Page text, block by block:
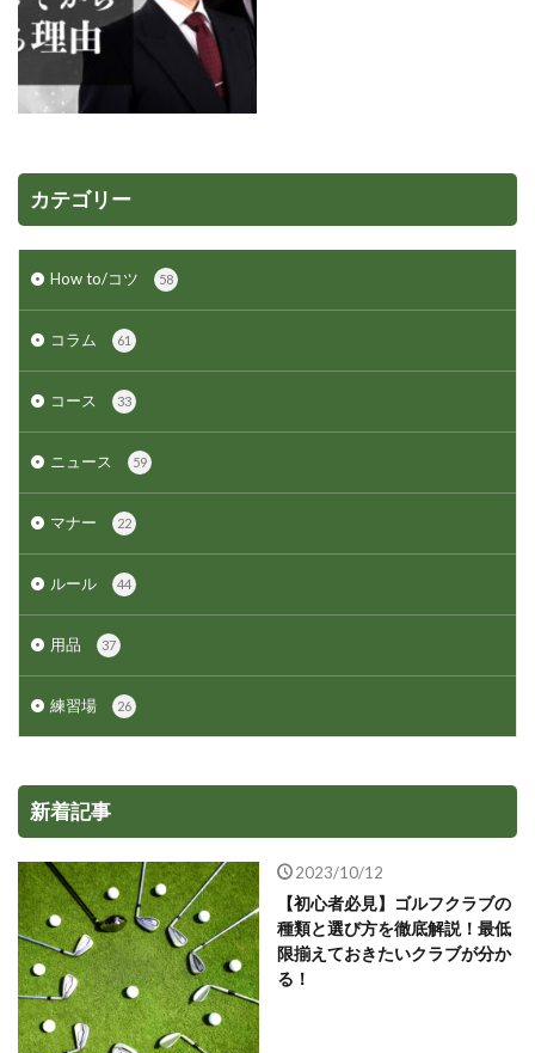
カテゴリー
How to/コツ 58
コラム 61
コース 33
ニュース 59
マナー 22
ルール 44
用品 37
練習場 26
新着記事
2023/10/12
【初心者必見】ゴルフクラブの
種類と選び方を徹底解説！最低
限揃えておきたいクラブが分か
る！